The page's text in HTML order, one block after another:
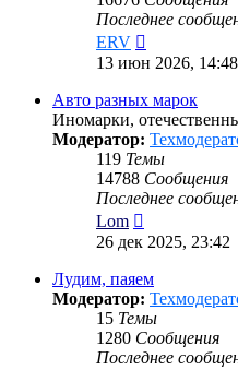
Последнее
ERV
к
сообщению
13 июн 2026, 14:48
Авто разных марок
Иномарки,
Модератор:
119 Темы
14788 Сообщения
Последнее
Lom
к
сообщению
26 дек 2025, 23:42
Лудим, паяем
Модератор:
15 Темы
1280 Сообщения
Последнее